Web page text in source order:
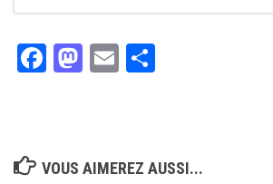
Facebook
Mastodon
Email
VOUS AIMEREZ AUSSI...